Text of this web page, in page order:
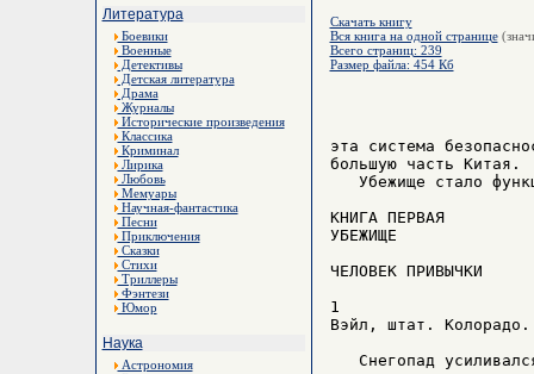
Литература
Боевики
Военные
Детективы
Детская литература
Драма
Журналы
Исторические произведения
Классика
Криминал
Лирика
Любовь
Мемуары
Научная-фантастика
Песни
Приключения
Сказки
Стихи
Триллеры
Фэнтези
Юмор
Наука
Астрономия
Скачать книгу
Вся книга на одной странице
Всего страниц: 239
Размер файла: 454 Кб
эта система
большую часть Китая.
Убежище стало
КНИГА ПЕРВАЯ
УБЕЖИЩЕ
ЧЕЛОВЕК ПРИВЫЧКИ
1
Вэйл, штат. Колорадо.
Снегопад